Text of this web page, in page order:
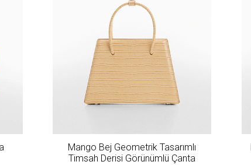
Mango Bej Geometrik Tasarımlı
Timsah Derisi Görünümlü Çanta